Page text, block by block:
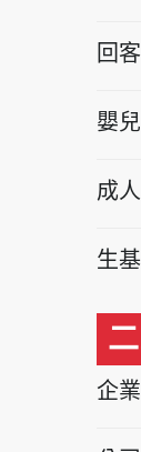
回
嬰
成
生
企